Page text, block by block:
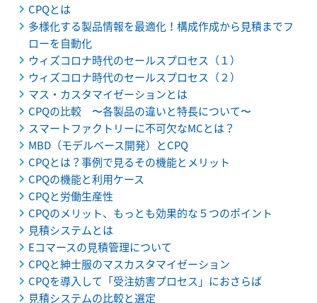
CPQとは
多様化する製品情報を最適化！構成作成から見積までフ
ローを自動化
ウィズコロナ時代のセールスプロセス（１）
ウィズコロナ時代のセールスプロセス（２）
マス・カスタマイゼーションとは
CPQの比較 〜各製品の違いと特長について〜
スマートファクトリーに不可欠なMCとは？
MBD（モデルベース開発）とCPQ
CPQとは？事例で見るその機能とメリット
CPQの機能と利用ケース
CPQと労働生産性
CPQのメリット、もっとも効果的な５つのポイント
見積システムとは
Eコマースの見積管理について
CPQと紳士服のマスカスタマイゼーション
CPQを導入して「受注妨害プロセス」におさらば
見積システムの比較と選定